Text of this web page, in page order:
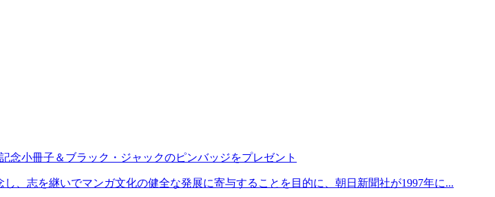
念小冊子＆ブラック・ジャックのピンバッジをプレゼント
、志を継いでマンガ文化の健全な発展に寄与することを目的に、朝日新聞社が1997年に...